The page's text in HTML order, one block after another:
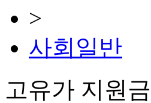
>
사회일반
고유가 지원